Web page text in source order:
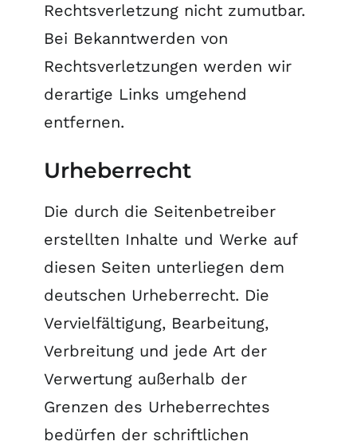
Rechtsverletzung nicht zumutbar.
Bei Bekanntwerden von
Rechtsverletzungen werden wir
derartige Links umgehend
entfernen.
Urheberrecht
Die durch die Seitenbetreiber
erstellten Inhalte und Werke auf
diesen Seiten unterliegen dem
deutschen Urheberrecht. Die
Vervielfältigung, Bearbeitung,
Verbreitung und jede Art der
Verwertung außerhalb der
Grenzen des Urheberrechtes
bedürfen der schriftlichen